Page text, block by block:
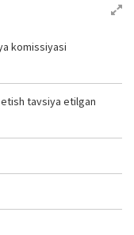
komissiyasi
tavsiya etilgan